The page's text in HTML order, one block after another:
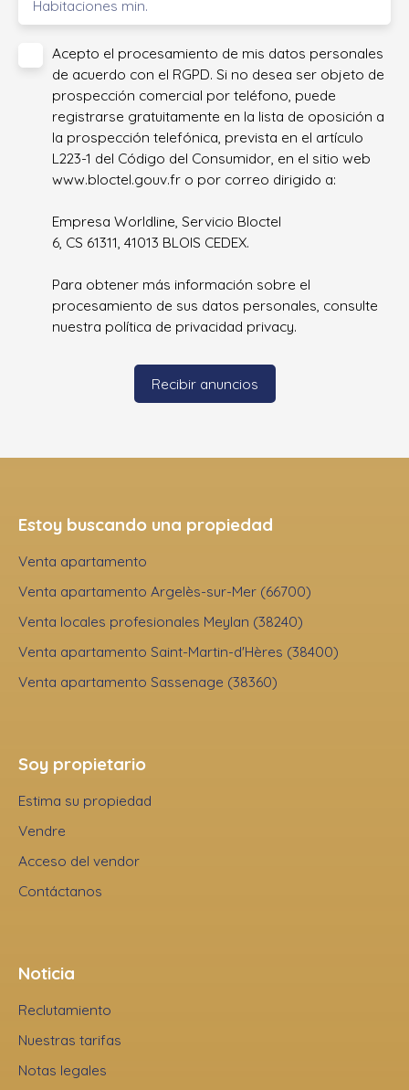
Habitaciones min.
Acepto el procesamiento de mis datos personales
de acuerdo con el RGPD. Si no desea ser objeto de
prospección comercial por teléfono, puede
registrarse gratuitamente en la lista de oposición a
la prospección telefónica, prevista en el artículo
L223-1 del Código del Consumidor, en el sitio web
www.bloctel.gouv.fr o por correo dirigido a:
Empresa Worldline, Servicio Bloctel
6, CS 61311, 41013 BLOIS CEDEX.
Para obtener más información sobre el
procesamiento de sus datos personales, consulte
nuestra política de privacidad privacy.
Recibir anuncios
Estoy buscando una propiedad
Venta apartamento
Venta apartamento Argelès-sur-Mer (66700)
Venta locales profesionales Meylan (38240)
Venta apartamento Saint-Martin-d'Hères (38400)
Venta apartamento Sassenage (38360)
Soy propietario
Estima su propiedad
Vendre
Acceso del vendor
Contáctanos
Noticia
Reclutamiento
Nuestras tarifas
Notas legales